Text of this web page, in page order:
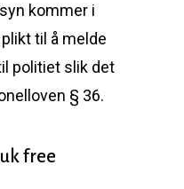
kommer i
til å melde
politiet slik det
§ 36.
free